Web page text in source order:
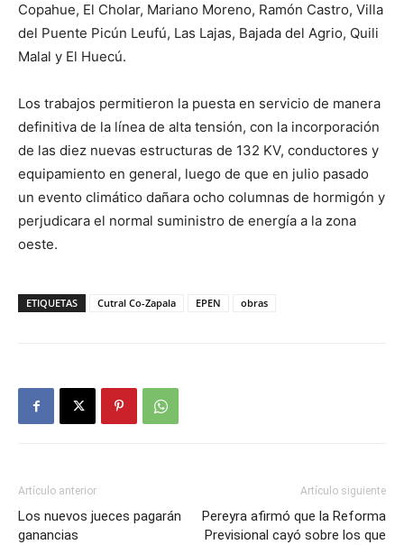
Copahue, El Cholar, Mariano Moreno, Ramón Castro, Villa
del Puente Picún Leufú, Las Lajas, Bajada del Agrio, Quili
Malal y El Huecú.
Los trabajos permitieron la puesta en servicio de manera
definitiva de la línea de alta tensión, con la incorporación
de las diez nuevas estructuras de 132 KV, conductores y
equipamiento en general, luego de que en julio pasado
un evento climático dañara ocho columnas de hormigón y
perjudicara el normal suministro de energía a la zona
oeste.
ETIQUETAS Cutral Co-Zapala EPEN obras
Artículo anterior
Los nuevos jueces pagarán
ganancias
Artículo siguiente
Pereyra afirmó que la Reforma
Previsional cayó sobre los que